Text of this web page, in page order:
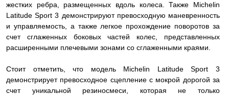
жестких ребра, размещенных вдоль колеса. Также Michelin
Latitude Sport 3 демонстрируют превосходную маневренность
и управляемость, а также легкое прохождение поворотов за
счет сглаженных боковых частей колес, представленных
расширенными плечевыми зонами со сглаженными краями.
Стоит отметить, что модель Michelin Latitude Sport 3
демонстрирует превосходное сцепление с мокрой дорогой за
счет уникальной резиносмеси, которая не только